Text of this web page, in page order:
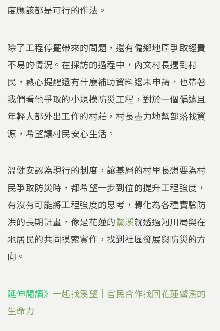
度應該都是可行的作法。
除了工程停擺帶來的問題，還有偏鄉地區爭取經費
不易的情況。在採訪的過程中，內文村長遇到村
民，熱心提醒還有什麼補助資料還未申請，也帶著
我們看他爭取的小規模防災工程，對於一個偏遠且
年輕人都外出工作的村莊，村長盡力地幫部落找資
源，希望讓村民安心生活。
溫健安認為現行的制度，讓基層的村里長想要為村
民爭取防災時，都希望一步到位的提升工程強度，
有沒有可能將工程強度的思考，轉化為各種實驗防
洪的長期計畫，像是花蓮的鱉溪就透過河川局與在
地居民的共同摸索實作，找到社區發展與防災的方
向。
延伸閱讀》 一起找溪望｜官民合作找回花蓮鱉溪的
生命力